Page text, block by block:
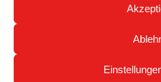
Copyright © 2026